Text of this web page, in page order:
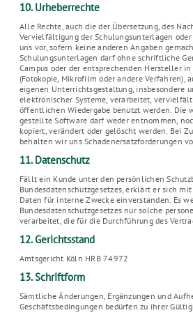
10. Urheberrechte
Alle Rechte, auch die der Übersetzung, des
Vervielfältigung der Schulungsunterlagen
uns vor, sofern keine anderen Angaben
Schulungsunterlagen darf ohne schriftliche
Campus oder der entsprechenden Hersteller
(Fotokopie, Mikrofilm oder andere Verfahren),
eigenen Unterrichtsgestaltung, insbesondere
elektronischer Systeme, verarbeitet,
öffentlichen Wiedergabe benutzt werden. Die
gestellte Software darf weder entnommen,
kopiert, verändert oder gelöscht werden. Bei
behalten wir uns Schadenersatzforderungen
11. Datenschutz
Fällt ein Kunde unter den persönlichen
Bundesdatenschutzgesetzes, erklärt er sich
Daten für interne Zwecke einverstanden. Es
Bundesdatenschutzgesetzes nur solche
verarbeitet, die für die Durchführung des
12. Gerichtsstand
Amtsgericht Köln HRB 74972
13. Schriftform
Sämtliche Änderungen, Ergänzungen und
Geschäftsbedingungen bedürfen zu ihrer